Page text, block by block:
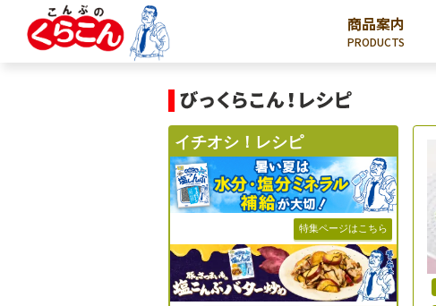
商品案内
PRODUCTS
イチオシ！レシピ
特集ページはこちら